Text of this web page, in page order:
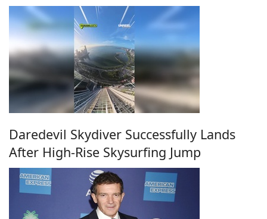
Daredevil Skydiver Successfully Lands
After High-Rise Skysurfing Jump